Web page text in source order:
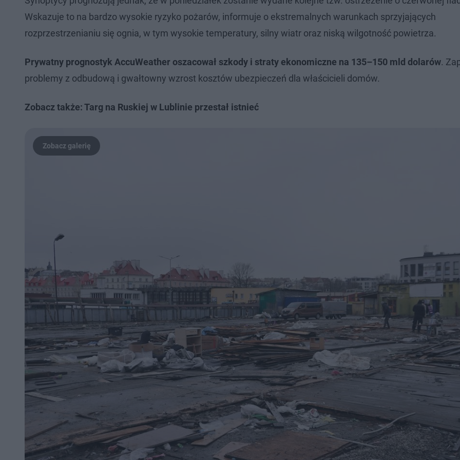
Wskazuje to na bardzo wysokie ryzyko pożarów, informuje o ekstremalnych warunkach sprzyjających
rozprzestrzenianiu się ognia, w tym wysokie temperatury, silny wiatr oraz niską wilgotność powietrza.
Prywatny prognostyk AccuWeather oszacował szkody i straty ekonomiczne na 135–150 mld dolarów.
problemy z odbudową i gwałtowny wzrost kosztów ubezpieczeń dla właścicieli domów.
Zobacz także: Targ na Ruskiej w Lublinie przestał istnieć